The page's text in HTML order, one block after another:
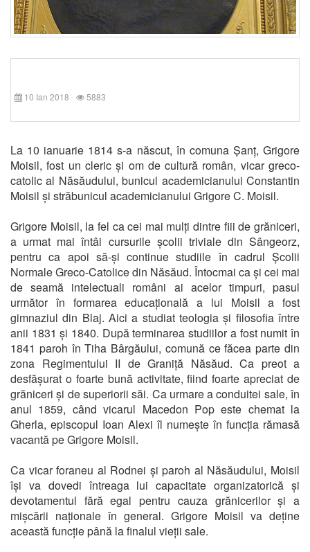
10 Ian 2018 5883
La 10 ianuarie 1814 s-a născut, în comuna Șanț, Grigore
Moisil, fost un cleric și om de cultură român, vicar greco-
catolic al Năsăudului, bunicul academicianului Constantin
Moisil și străbunicul academicianului Grigore C. Moisil.
Grigore Moisil, la fel ca cei mai mulți dintre fiii de grăniceri,
a urmat mai întâi cursurile școlii triviale din Sângeorz,
pentru ca apoi să-și continue studiile în cadrul Școlii
Normale Greco-Catolice din Năsăud. Întocmai ca și cei mai
de seamă intelectuali români ai acelor timpuri, pasul
următor în formarea educațională a lui Moisil a fost
gimnaziul din Blaj. Aici a studiat teologia și filosofia între
anii 1831 și 1840. După terminarea studiilor a fost numit în
1841 paroh în Tiha Bârgăului, comună ce făcea parte din
zona Regimentului II de Graniță Năsăud. Ca preot a
desfășurat o foarte bună activitate, fiind foarte apreciat de
grăniceri și de superiorii săi. Ca urmare a conduitei sale, în
anul 1859, când vicarul Macedon Pop este chemat la
Gherla, episcopul Ioan Alexi îl numește în funcția rămasă
vacantă pe Grigore Moisil.
Ca vicar foraneu al Rodnei și paroh al Năsăudului, Moisil
își va dovedi întreaga lui capacitate organizatorică și
devotamentul fără egal pentru cauza grănicerilor și a
mișcării naționale în general. Grigore Moisil va deține
această funcție până la finalul vieții sale.